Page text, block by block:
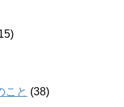
こと (38)